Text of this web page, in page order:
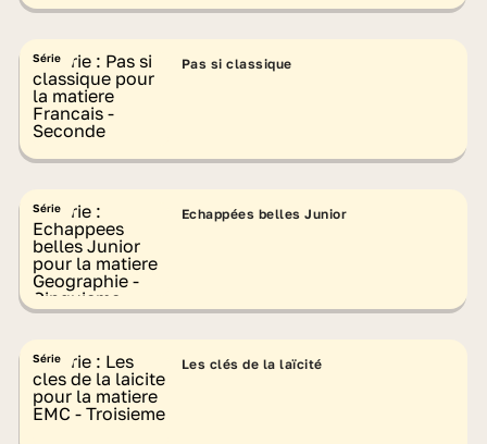
Série Pas si classique
Série Echappées belles Junior
Série Les clés de la laïcité